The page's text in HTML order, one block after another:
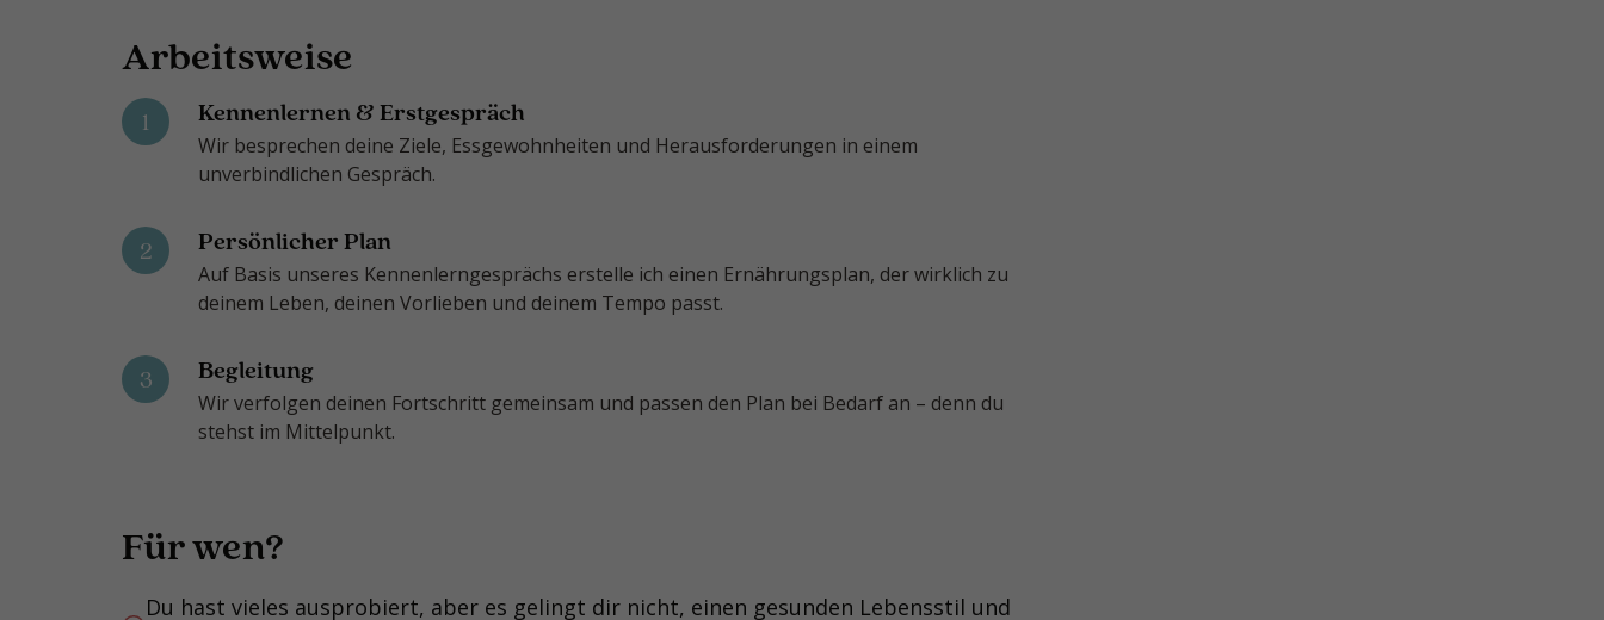
Arbeitsweise
1 Kennenlernen & Erstgespräch
Wir besprechen deine Ziele, Essgewohnheiten und Herausforderungen in einem
unverbindlichen Gespräch.
2 Persönlicher Plan
Auf Basis unseres Kennenlerngesprächs erstelle ich einen Ernährungsplan, der wirklich zu
deinem Leben, deinen Vorlieben und deinem Tempo passt.
3 Begleitung
Wir verfolgen deinen Fortschritt gemeinsam und passen den Plan bei Bedarf an – denn du
stehst im Mittelpunkt.
Für wen?
Du hast vieles ausprobiert, aber es gelingt dir nicht, einen gesunden Lebensstil und